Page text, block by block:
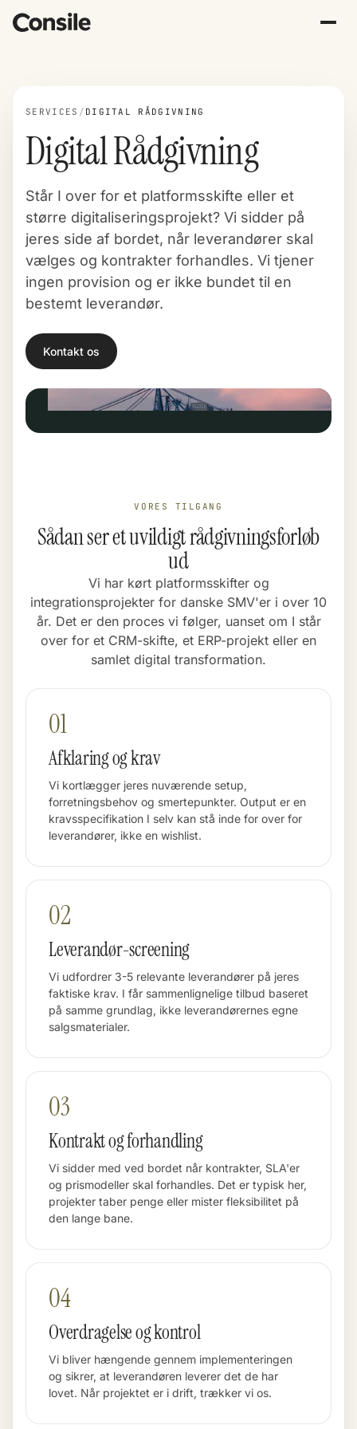
SERVICES / DIGITAL RÅDGIVNING
Digital Rådgivning
Står I over for et platformsskifte eller et
større digitaliseringsprojekt? Vi sidder på
jeres side af bordet, når leverandører skal
vælges og kontrakter forhandles. Vi tjener
ingen provision og er ikke bundet til en
bestemt leverandør.
Kontakt os
VORES TILGANG
Sådan ser et uvildigt rådgivningsforløb
ud
Vi har kørt platformsskifter og
integrationsprojekter for danske SMV'er i over 10
år. Det er den proces vi følger, uanset om I står
over for et CRM-skifte, et ERP-projekt eller en
samlet digital transformation.
01
Afklaring og krav
Vi kortlægger jeres nuværende setup,
forretningsbehov og smertepunkter. Output er en
kravsspecifikation I selv kan stå inde for over for
leverandører, ikke en wishlist.
02
Leverandør-screening
Vi udfordrer 3-5 relevante leverandører på jeres
faktiske krav. I får sammenlignelige tilbud baseret
på samme grundlag, ikke leverandørernes egne
salgsmaterialer.
03
Kontrakt og forhandling
Vi sidder med ved bordet når kontrakter, SLA'er
og prismodeller skal forhandles. Det er typisk her,
projekter taber penge eller mister fleksibilitet på
den lange bane.
04
Overdragelse og kontrol
Vi bliver hængende gennem implementeringen
og sikrer, at leverandøren leverer det de har
lovet. Når projektet er i drift, trækker vi os.